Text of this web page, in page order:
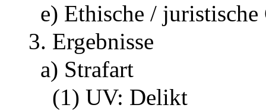
e) Ethische / juristische
3. Ergebnisse
a) Strafart
(1) UV: Delikt